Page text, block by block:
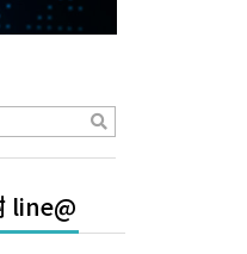
line@